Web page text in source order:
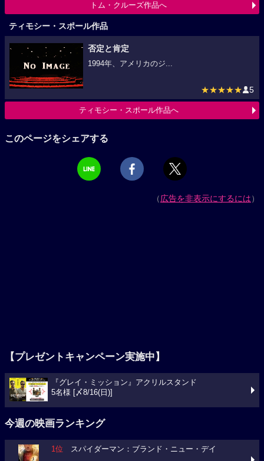
トム・クルーズ作品へ
ティモシー・スポール作品
否定と肯定
1994年、アメリカのジ...
★★★★★ 5
ティモシー・スポール作品へ
このページをシェアする
（広告を非表示にするには）
【プレゼントキャンペーン実施中】
『グレイ・ミッション』アクリルスタンド
5名様 [〆8/16(日)]
今週の映画ランキング
1位 スパイダーマン：ブランド・ニュー・デイ